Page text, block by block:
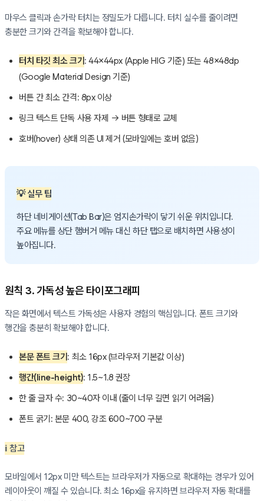
마우스 클릭과 손가락 터치는 정밀도가 다릅니다. 터치 실수를 줄이려면
충분한 크기와 간격을 확보해야 합니다.
터치 타깃 최소 크기 : 44×44px (Apple HIG 기준) 또는 48×48dp
(Google Material Design 기준)
버튼 간 최소 간격: 8px 이상
링크 텍스트 단독 사용 자제 → 버튼 형태로 교체
호버(hover) 상태 의존 UI 제거 (모바일에는 호버 없음)
💡 실무 팁
하단 네비게이션(Tab Bar)은 엄지손가락이 닿기 쉬운 위치입니다.
주요 메뉴를 상단 햄버거 메뉴 대신 하단 탭으로 배치하면 사용성이
높아집니다.
원칙 3. 가독성 높은 타이포그래피
작은 화면에서 텍스트 가독성은 사용자 경험의 핵심입니다. 폰트 크기와
행간을 충분히 확보해야 합니다.
본문 폰트 크기 : 최소 16px (브라우저 기본값 이상)
행간(line-height): 1.5~1.8 권장
한 줄 글자 수: 30~40자 이내 (줄이 너무 길면 읽기 어려움)
폰트 굵기: 본문 400, 강조 600~700 구분
ℹ️ 참고
모바일에서 12px 미만 텍스트는 브라우저가 자동으로 확대하는 경우가 있어
레이아웃이 깨질 수 있습니다. 최소 16px을 유지하면 브라우저 자동 확대를